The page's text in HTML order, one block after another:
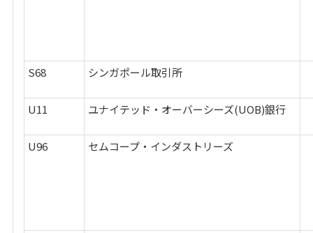
S68 シンガポール取引所
U11 ユナイテッド・オーバーシーズ(UOB)銀行
U96 セムコープ・インダストリーズ